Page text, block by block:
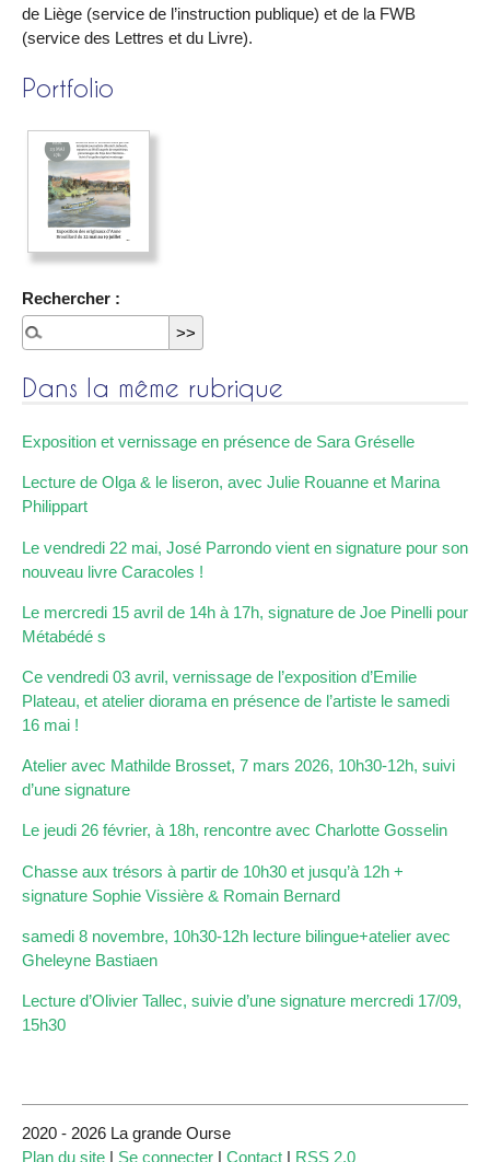
de Liège (service de l’instruction publique) et de la FWB
(service des Lettres et du Livre).
Portfolio
Rechercher :
Dans la même rubrique
Exposition et vernissage en présence de Sara Gréselle
Lecture de Olga & le liseron, avec Julie Rouanne et Marina
Philippart
Le vendredi 22 mai, José Parrondo vient en signature pour son
nouveau livre Caracoles !
Le mercredi 15 avril de 14h à 17h, signature de Joe Pinelli pour
Métabédé s
Ce vendredi 03 avril, vernissage de l’exposition d’Emilie
Plateau, et atelier diorama en présence de l’artiste le samedi
16 mai !
Atelier avec Mathilde Brosset, 7 mars 2026, 10h30-12h, suivi
d’une signature
Le jeudi 26 février, à 18h, rencontre avec Charlotte Gosselin
Chasse aux trésors à partir de 10h30 et jusqu’à 12h +
signature Sophie Vissière & Romain Bernard
samedi 8 novembre, 10h30-12h lecture bilingue+atelier avec
Gheleyne Bastiaen
Lecture d’Olivier Tallec, suivie d’une signature mercredi 17/09,
15h30
2020 - 2026 La grande Ourse
Plan du site | Se connecter | Contact | RSS 2.0